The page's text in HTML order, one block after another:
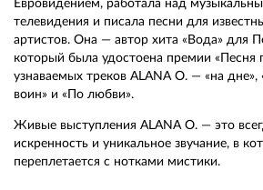
Евровидением, работала над
телевидения и писала песни для
артистов. Она — автор хита «Вода» для
который была удостоена премии «Песня
узнаваемых треков ALANA O. — «на
воин» и «По любви».
Живые выступления ALANA O. — это
искренность и уникальное звучание, в
переплетается с нотками мистики.